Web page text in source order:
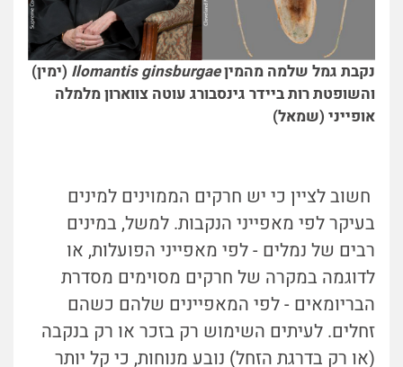
נקבת גמל שלמה מהמין Ilomantis ginsburgae
(ימין)
והשופטת רות ביידר גינסבורג עוטה צווארון מלמלה
אופייני (שמאל)
חשוב לציין כי יש חרקים הממוינים למינים
בעיקר לפי מאפייני הנקבות. למשל, במינים
רבים של נמלים - לפי מאפייני הפועלות, או
לדוגמה במקרה של חרקים מסוימים מסדרת
הבריומאים - לפי המאפיינים שלהם כשהם
זחלים. לעיתים השימוש רק בזכר או רק בנקבה
(או רק בדרגת הזחל) נובע מנוחות, כי קל יותר